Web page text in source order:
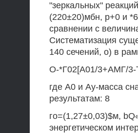
"зеркальных"
(220±20)мбн, р+0 и
сравнении с
Систематизация
140 сечений, о) в
О-*Г02[А01/3+АМГ/
где А0 и Ау-масса
результатам: 8
го=(1,27±0,03)$м,
энергетическом